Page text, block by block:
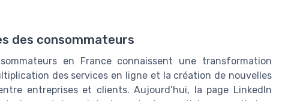
des consommateurs
en France connaissent une transformation
des services en ligne et la création de nouvelles
entreprises et clients. Aujourd’hui, la page LinkedIn